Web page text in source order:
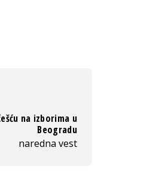
na izborima u
Beogradu
naredna vest